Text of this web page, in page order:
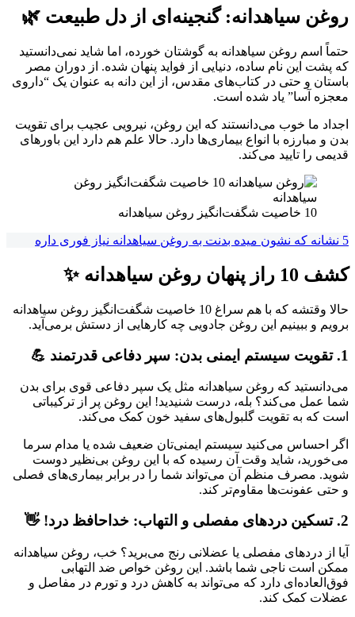
روغن سیاهدانه: گنجینه‌ای از دل طبیعت 🌿
حتماً اسم روغن سیاهدانه به گوشتان خورده، اما شاید نمی‌دانستید
که پشت این نام ساده، دنیایی از فواید پنهان شده. از دوران مصر
باستان و حتی در کتاب‌های مقدس، از این دانه به عنوان یک “داروی
معجزه آسا” یاد شده است.
اجداد ما خوب می‌دانستند که این روغن، نیرویی عجیب برای تقویت
بدن و مبارزه با انواع بیماری‌ها دارد. حالا علم هم دارد این باورهای
قدیمی را تایید می‌کند.
10 خاصیت شگفت‌انگیز روغن سیاهدانه
5 نشانه که نشون میده بدنت به روغن سیاهدانه نیاز فوری داره
کشف 10 راز پنهان روغن سیاهدانه ✨
حالا وقتشه که با هم سراغ 10 خاصیت شگفت‌انگیز روغن سیاهدانه
برویم و ببینیم این روغن جادویی چه کارهایی از دستش برمی‌آید.
1. تقویت سیستم ایمنی بدن: سپر دفاعی قدرتمند 💪
می‌دانستید که روغن سیاهدانه مثل یک سپر دفاعی قوی برای بدن
شما عمل می‌کند؟ بله، درست شنیدید! این روغن پر از ترکیباتی
است که به تقویت گلبول‌های سفید خون کمک می‌کند.
اگر احساس می‌کنید سیستم ایمنی‌تان ضعیف شده یا مدام سرما
می‌خورید، شاید وقت آن رسیده که با این روغن بی‌نظیر دوست
شوید. مصرف منظم آن می‌تواند شما را در برابر بیماری‌های فصلی
و حتی عفونت‌ها مقاوم‌تر کند.
2. تسکین دردهای مفصلی و التهاب: خداحافظ درد! 👋
آیا از دردهای مفصلی یا عضلانی رنج می‌برید؟ خب، روغن سیاهدانه
ممکن است ناجی شما باشد. این روغن خواص ضد التهابی
فوق‌العاده‌ای دارد که می‌تواند به کاهش درد و تورم در مفاصل و
عضلات کمک کند.